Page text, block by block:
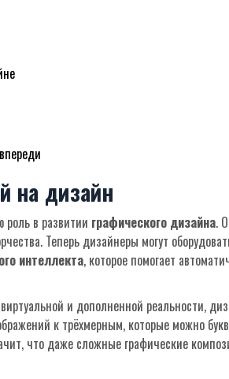
на дизайн
роль в развитии графического дизайна.
Теперь дизайнеры могут
интеллекта, которое помогает
и дополненной реальности,
к трёхмерным, которые можно
что даже сложные графические